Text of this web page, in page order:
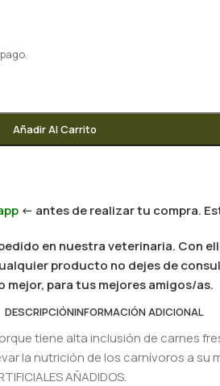
Añadir Al Carrito
<- antes de realizar tu compra.
en nuestra veterinaria. Con
producto no dejes de
mejor, para tus mejores amigos/as.
DESCRIPCIÓNINFORMACIÓN ADICIONAL
tiene alta inclusión de carnes
la nutrición de los carnívoros a
AÑADIDOS.